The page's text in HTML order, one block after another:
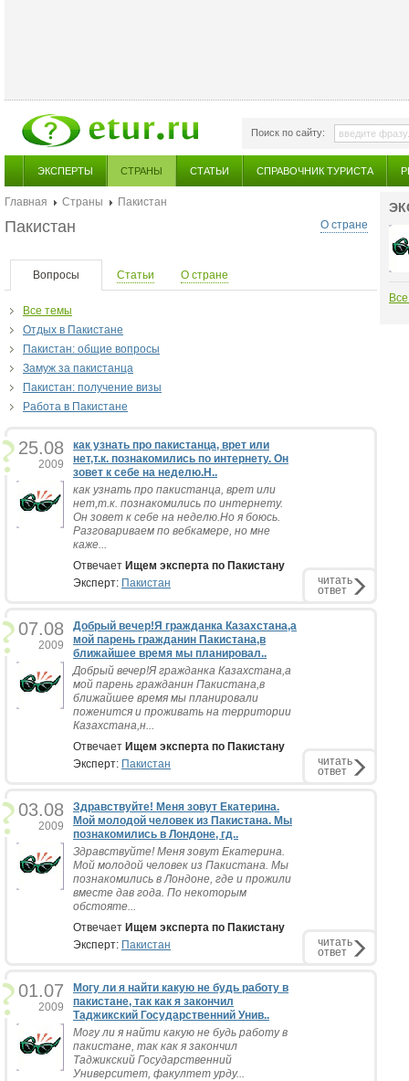
Поиск по сайту:
ЭКСПЕРТЫ СТРАНЫ СТАТЬИ СПРАВОЧНИК ТУРИСТА
Главная Страны
Пакистан
О стране
Пакистан
Вопросы Статьи О стране
Все темы
Отдых в Пакистане
Пакистан: общие вопросы
Замуж за пакистанца
Пакистан: получение визы
Работа в Пакистане
25.08
2009
как узнать про пакистанца, врет или
нет,т.к. познакомились по интернету. Он
зовет к себе на неделю.Н..
как узнать про пакистанца, врет или
нет,т.к. познакомились по интернету.
Он зовет к себе на неделю.Но я боюсь.
Разговариваем по вебкамере, но мне
каже...
Отвечает Ищем эксперта по Пакистану
Эксперт: Пакистан читать
ответ
07.08
2009
Добрый вечер!Я гражданка Казахстана,а
мой парень гражданин Пакистана,в
ближайшее время мы планировал..
Добрый вечер!Я гражданка Казахстана,а
мой парень гражданин Пакистана,в
ближайшее время мы планировали
поженится и проживать на территории
Казахстана,н...
Отвечает Ищем эксперта по Пакистану
Эксперт: Пакистан читать
ответ
03.08
2009
Здравствуйте! Меня зовут Екатерина.
Мой молодой человек из Пакистана. Мы
познакомились в Лондоне, гд..
Здравствуйте! Меня зовут Екатерина.
Мой молодой человек из Пакистана. Мы
познакомились в Лондоне, где и прожили
вместе дав года. По некоторым
обстояте...
Отвечает Ищем эксперта по Пакистану
Эксперт: Пакистан читать
ответ
01.07
2009
Могу ли я найти какую не будь работу в
пакистане, так как я закончил
Таджикский Государственний Унив..
Могу ли я найти какую не будь работу в
пакистане, так как я закончил
Таджикский Государственний
Университет, факултет урду...